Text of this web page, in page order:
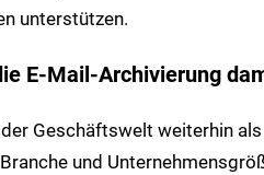
unterstützen.
E-Mail-Archivierung
der Geschäftswelt weiterhin
und